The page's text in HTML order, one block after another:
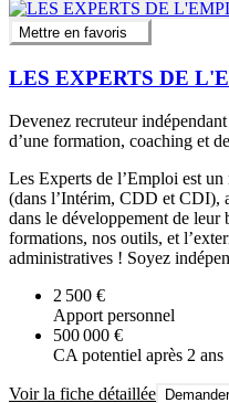
Mettre en favoris
LES EXPERTS DE
Devenez recruteur
d’une formation, coaching et
Les Experts de l’Emploi est un
(dans l’Intérim, CDD et CDI),
dans le développement de leur
formations, nos outils, et
administratives ! Soyez
2 500 €
Apport personnel
500 000 €
CA potentiel après 2 ans
Voir la fiche détaillée